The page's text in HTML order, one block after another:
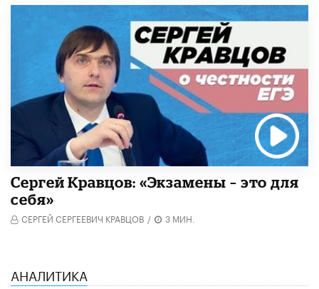
Сергей Кравцов: «Экзамены – это для
себя»
СЕРГЕЙ СЕРГЕЕВИЧ КРАВЦОВ / 3 МИН.
АНАЛИТИКА